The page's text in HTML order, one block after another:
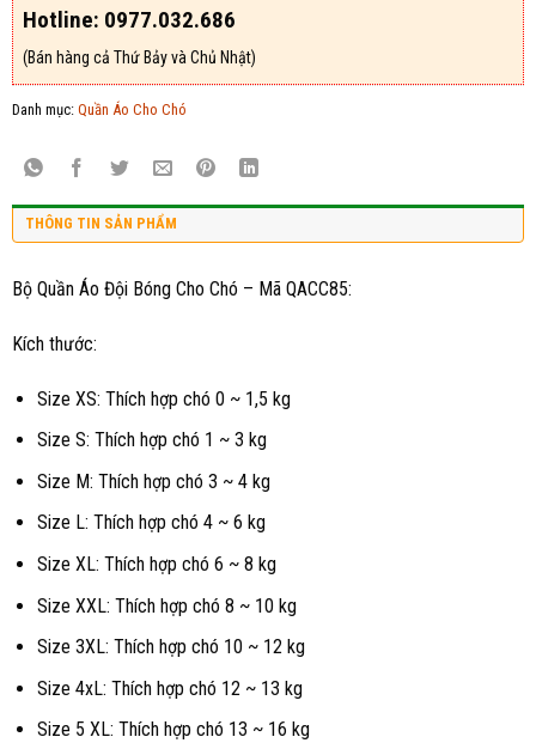
Hotline: 0977.032.686
(Bán hàng cả Thứ Bảy và Chủ Nhật)
Danh mục: Quần Áo Cho Chó
THÔNG TIN SẢN PHẨM
Bộ Quần Áo Đội Bóng Cho Chó – Mã QACC85:
Kích thước:
Size XS: Thích hợp chó 0 ~ 1,5 kg
Size S: Thích hợp chó 1 ~ 3 kg
Size M: Thích hợp chó 3 ~ 4 kg
Size L: Thích hợp chó 4 ~ 6 kg
Size XL: Thích hợp chó 6 ~ 8 kg
Size XXL: Thích hợp chó 8 ~ 10 kg
Size 3XL: Thích hợp chó 10 ~ 12 kg
Size 4xL: Thích hợp chó 12 ~ 13 kg
Size 5 XL: Thích hợp chó 13 ~ 16 kg